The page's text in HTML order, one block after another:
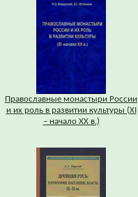
Православные монастыри России
и их роль в развитии культуры (XI
– начало XX в.)